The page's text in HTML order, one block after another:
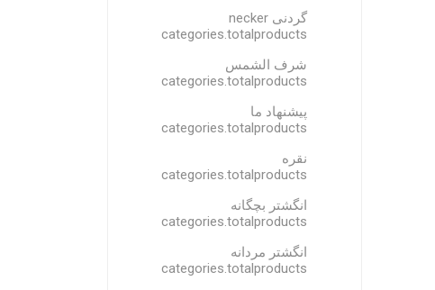
گردنی necker
categories.totalproducts
شرف الشمس
categories.totalproducts
پیشنهاد ما
categories.totalproducts
نقره
categories.totalproducts
انگشتر بچگانه
categories.totalproducts
انگشتر مردانه
categories.totalproducts